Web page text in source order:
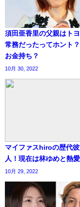
須田亜香里の父親はト
常務だったってホント
お金持ち？
10月 30, 2022
マイファスhiroの歴代
人！現在は林ゆめと熱愛
10月 29, 2022